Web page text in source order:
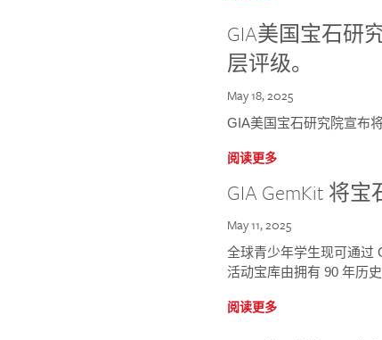
GIA美国宝石研
层评级。
May 18, 2025
GIA美国宝石研究院宣布
阅读更多
GIA GemKit 将
May 11, 2025
全球青少年学生现可通过
活动宝库由拥有 90 年历
阅读更多